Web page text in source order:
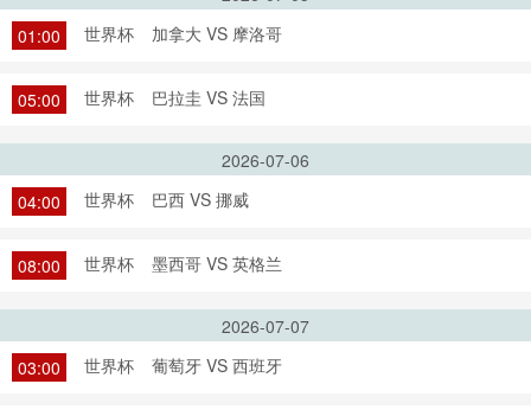
01:00
世界杯 加拿大 VS 摩洛哥
05:00 世界杯 巴拉圭 VS 法国
2026-07-06
04:00
世界杯 巴西 VS 挪威
08:00 世界杯 墨西哥 VS 英格兰
2026-07-07
03:00
世界杯 葡萄牙 VS 西班牙